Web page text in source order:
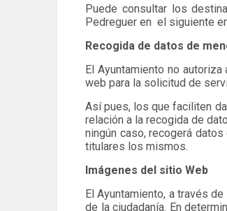
Puede consultar los
Pedreguer en el siguiente
Recogida de datos de
El Ayuntamiento no
web para la solicitud de
Así pues, los que faciliten
relación a la recogida de
ningún caso, recogerá
titulares los mismos.
Imágenes del sitio Web
El Ayuntamiento, a través
de la ciudadanía. En